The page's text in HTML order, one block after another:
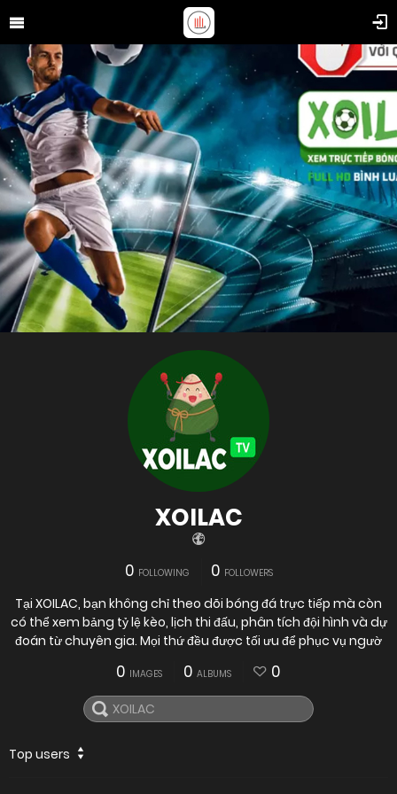
XOILAC
0 FOLLOWING 0 FOLLOWERS
Tại XOILAC, bạn không chỉ theo dõi bóng đá trực tiếp mà còn
có thể xem bảng tỷ lệ kèo, lịch thi đấu, phân tích đội hình và dự
đoán từ chuyên gia. Mọi thứ đều được tối ưu để phục vụ ngườ
0 IMAGES 0 ALBUMS 0
Top users